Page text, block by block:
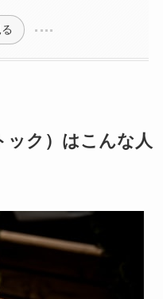
ック）はこんな人